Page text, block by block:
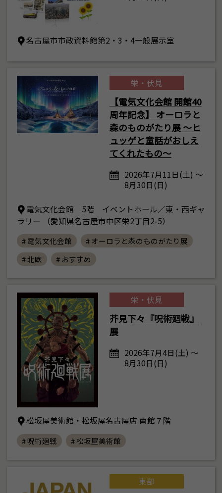
名古屋市市政資料館第2・3・4一般展示室
栄・伏見
【電気文化会館 開館40
周年記念】 オーロラと
森のものがたり展 ～ヒ
ュッゲと童話がおしえ
てくれたもの～
2026年7月11日(土) ～
8月30日(日)
電気文化会館 5階 イベントホール／東・西ギャ
ラリー （愛知県名古屋市中区栄2丁目2-5）
# 電気文化会館
# オーロラと森のものがたり展
# 北欧
# おすすめ
栄・伏見
芥見下々『呪術廻戦』
展
2026年7月4日(土) ～
8月30日(日)
松坂屋美術館・松坂屋名古屋店 南館７階
# 呪術廻戦 # 松坂屋美術館
東部